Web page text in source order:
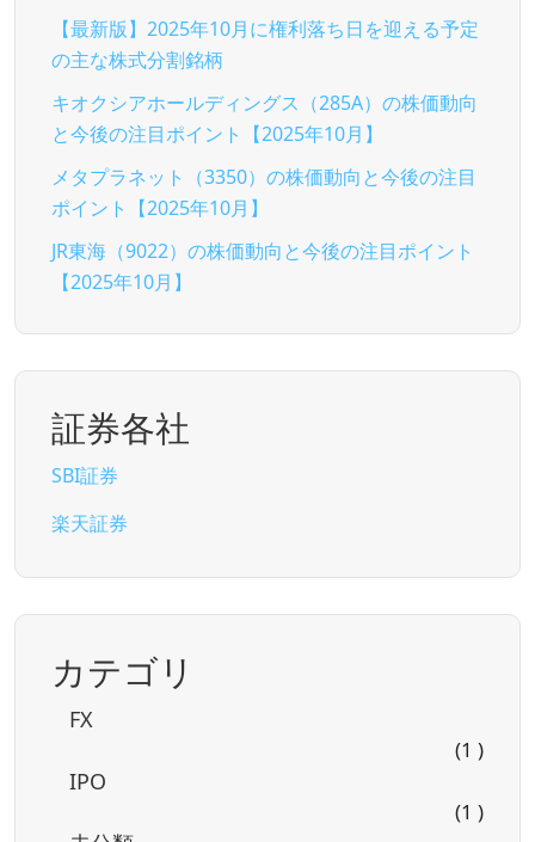
【最新版】2025年10月に権利落ち日を迎える予定
の主な株式分割銘柄
キオクシアホールディングス（285A）の株価動向
と今後の注目ポイント【2025年10月】
メタプラネット（3350）の株価動向と今後の注目
ポイント【2025年10月】
JR東海（9022）の株価動向と今後の注目ポイント
【2025年10月】
証券各社
SBI証券
楽天証券
カテゴリ
FX
(1 )
IPO
(1 )